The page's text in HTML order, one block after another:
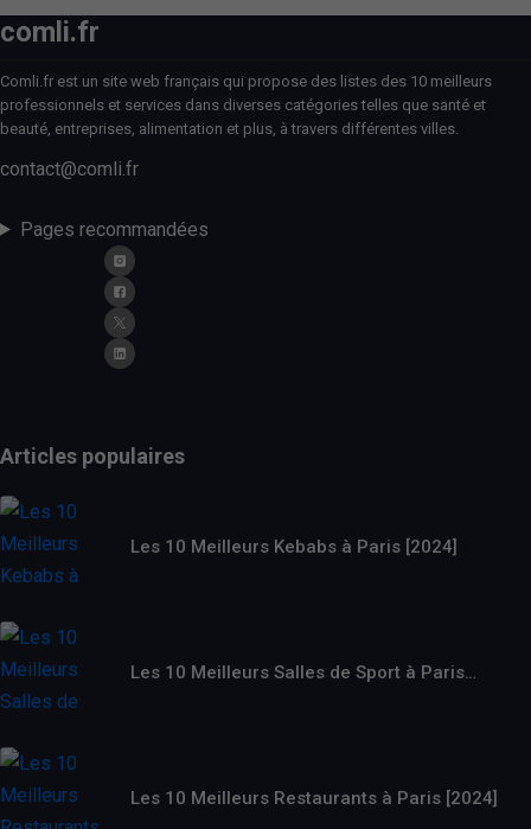
comli.fr
Comli.fr est un site web français qui propose des listes des 10 meilleurs
professionnels et services dans diverses catégories telles que santé et
beauté, entreprises, alimentation et plus, à travers différentes villes.
contact@comli.fr
Pages recommandées
Articles populaires
Les 10 Meilleurs Kebabs à Paris [2024]
Les 10 Meilleurs Salles de Sport à Paris…
Les 10 Meilleurs Restaurants à Paris [2024]